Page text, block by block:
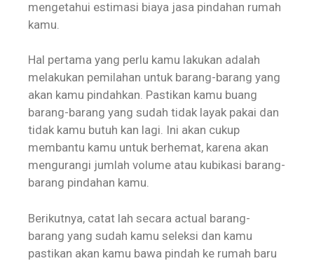
mengetahui estimasi biaya jasa pindahan rumah
kamu.
Hal pertama yang perlu kamu lakukan adalah
melakukan pemilahan untuk barang-barang yang
akan kamu pindahkan. Pastikan kamu buang
barang-barang yang sudah tidak layak pakai dan
tidak kamu butuh kan lagi. Ini akan cukup
membantu kamu untuk berhemat, karena akan
mengurangi jumlah volume atau kubikasi barang-
barang pindahan kamu.
Berikutnya, catat lah secara actual barang-
barang yang sudah kamu seleksi dan kamu
pastikan akan kamu bawa pindah ke rumah baru